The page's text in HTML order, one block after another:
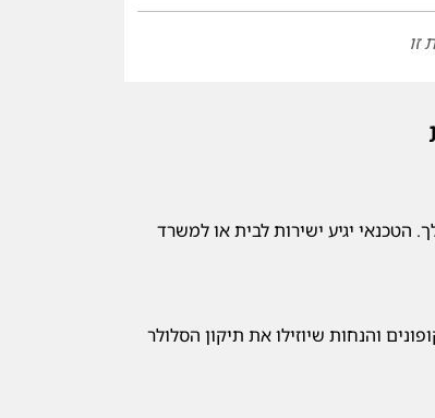
זו
הטכנאי יגיע ישירות לבית או למשרד
והנחות שיוזילו את תיקון הסלולר